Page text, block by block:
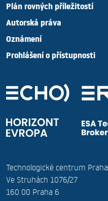
Plán rovných příležitostí
Autorská práva
Oznámení
Prohlášení o přístupnosti
Technologické centrum Praha
Ve Struhách 1076/27
160 00 Praha 6